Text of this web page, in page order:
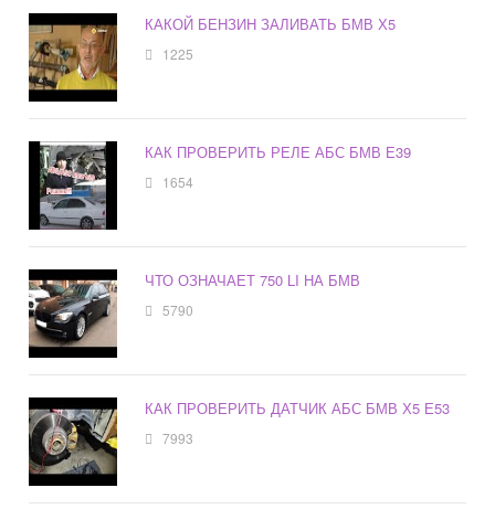
КАКОЙ БЕНЗИН ЗАЛИВАТЬ БМВ Х5
1225
КАК ПРОВЕРИТЬ РЕЛЕ АБС БМВ Е39
1654
ЧТО ОЗНАЧАЕТ 750 LI НА БМВ
5790
КАК ПРОВЕРИТЬ ДАТЧИК АБС БМВ Х5 Е53
7993